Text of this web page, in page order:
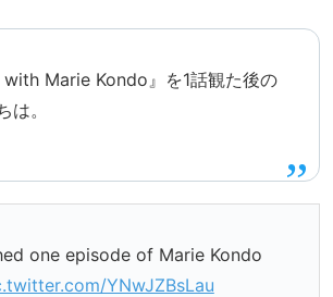
with Marie Kondo』を1話観た後の
は。
one episode of Marie Kondo
YNwJZBsLau